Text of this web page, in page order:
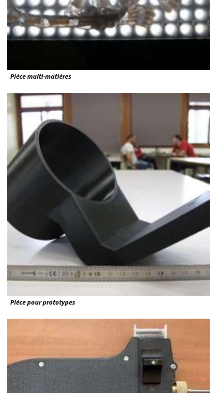
Pièce multi-matières
Pièce pour prototypes